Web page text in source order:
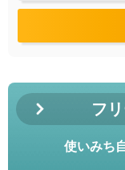
フ
使いみち